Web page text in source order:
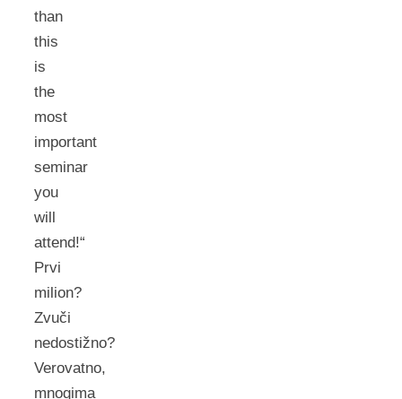
than
this
is
the
most
important
seminar
you
will
attend!“
Prvi
milion?
Zvuči
nedostižno?
Verovatno,
mnogima